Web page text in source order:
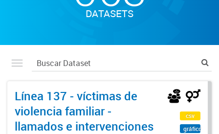
DATASETS
Línea 137 - víctimas de
violencia familiar -
llamados e intervenciones
csv
gráfico